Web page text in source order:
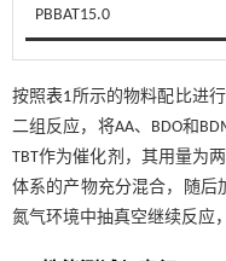
PBBAT15.0
按照表1所示的物料配比进
二组反应，将AA、BDO和
TBT作为催化剂，其用量为
体系的产物充分混合，随后
氮气环境中抽真空继续反应